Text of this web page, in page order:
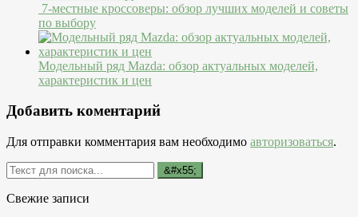
7-местные кроссоверы: обзор лучших моделей и советы
по выбору
Модельный ряд Mazda: обзор актуальных моделей,
характеристик и цен
Добавить коментарий
Для отправки комментария вам необходимо авторизоваться.
Свежие записи